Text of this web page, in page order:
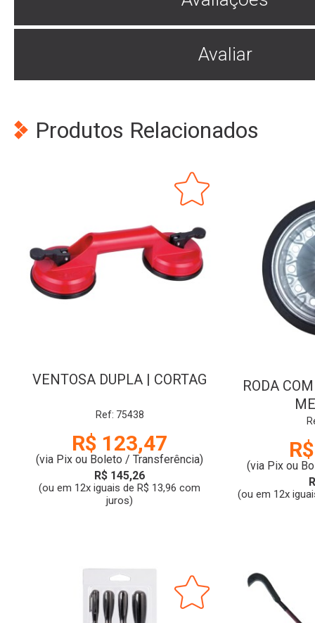
Avaliar
Produtos Relacionados
VENTOSA DUPLA | CORTAG
Ref: 75438
R$ 123,47
(via Pix ou Boleto / Transferência)
R$ 145,26
(ou em 12x iguais de R$ 13,96 com
juros)
RODA
(via Pix ou
(ou em 12x